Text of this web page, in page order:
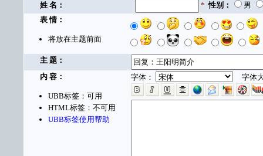
姓 名： * 性别：
男
表 情：
将放在主题前面
主 题：
内 容：
UBB标签：可用
HTML标签：不可用
UBB标签使用帮助
字体： 字体